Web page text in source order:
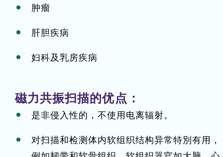
肿瘤
肝胆疾病
妇科及乳房疾病
磁力共振扫描的优点：
是非侵入性的，不使用电离辐射。
对扫描和检测体内软组织结构异常特別有用，